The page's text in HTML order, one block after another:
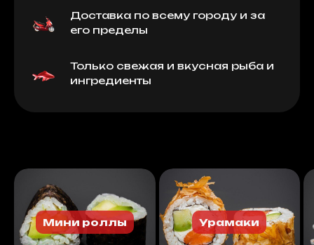
Доставка по всему городу и за
его пределы
Только свежая и вкусная рыба и
ингредиенты
Мини роллы Урамаки